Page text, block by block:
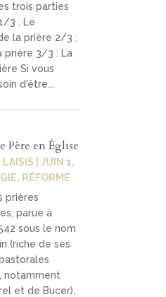
trois parties
3 : Le
la prière 2/3 :
prière 3/3 : La
Si vous
d'être...
Père en Église
LAISIS |JUIN 1,
, RÉFORME
prières
parue à
sous le nom
(riche de ses
notamment
et de Bucer),